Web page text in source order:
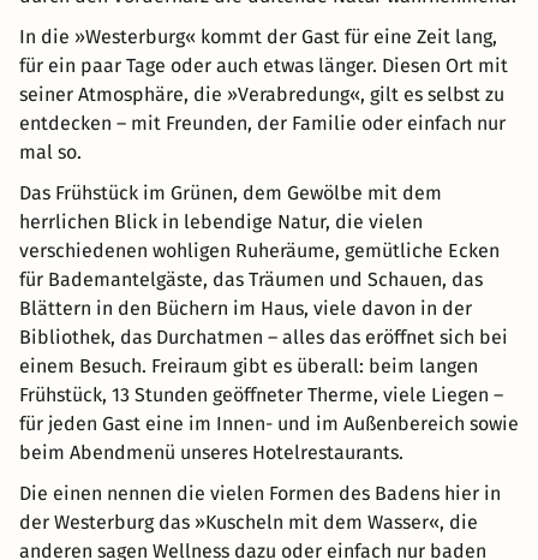
In die »Westerburg« kommt der Gast für eine Zeit lang,
für ein paar Tage oder auch etwas länger. Diesen Ort mit
seiner Atmosphäre, die »Verabredung«, gilt es selbst zu
entdecken – mit Freunden, der Familie oder einfach nur
mal so.
Das Frühstück im Grünen, dem Gewölbe mit dem
herrlichen Blick in lebendige Natur, die vielen
verschiedenen wohligen Ruheräume, gemütliche Ecken
für Bademantelgäste, das Träumen und Schauen, das
Blättern in den Büchern im Haus, viele davon in der
Bibliothek, das Durchatmen – alles das eröffnet sich bei
einem Besuch. Freiraum gibt es überall: beim langen
Frühstück, 13 Stunden geöffneter Therme, viele Liegen –
für jeden Gast eine im Innen- und im Außenbereich sowie
beim Abendmenü unseres Hotelrestaurants.
Die einen nennen die vielen Formen des Badens hier in
der Westerburg das »Kuscheln mit dem Wasser«, die
anderen sagen Wellness dazu oder einfach nur baden